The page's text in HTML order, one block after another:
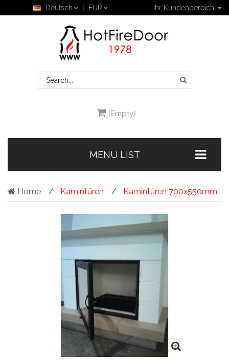
Ihr Kundenbereich
Deutsch EUR
(Empty)
MENU LIST
Home Kamintüren Kamintüren 700x550mm